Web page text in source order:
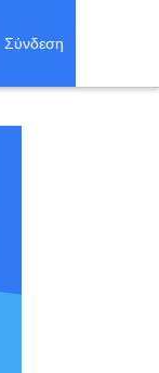
Σύνδεση